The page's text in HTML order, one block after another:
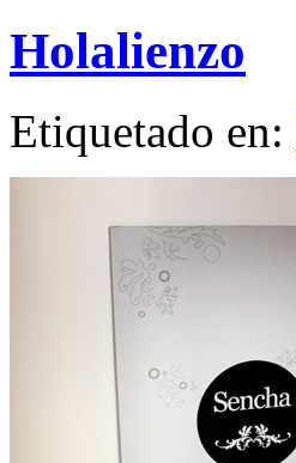
Holalienzo
Etiquetado en: